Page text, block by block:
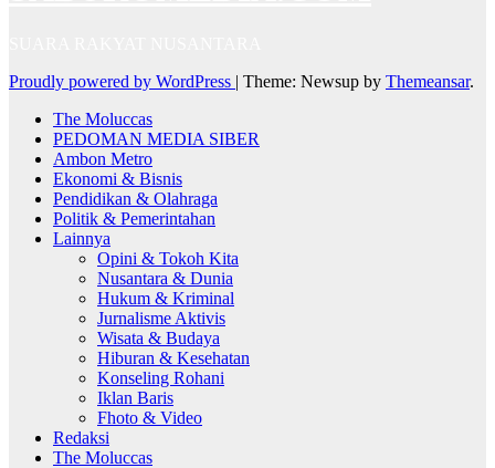
Proudly powered by WordPress | Theme: Newsup by Themeansar.
The Moluccas
PEDOMAN MEDIA SIBER
Ambon Metro
Ekonomi & Bisnis
Pendidikan & Olahraga
Politik & Pemerintahan
Lainnya
Opini & Tokoh Kita
Nusantara & Dunia
Hukum & Kriminal
Jurnalisme Aktivis
Wisata & Budaya
Hiburan & Kesehatan
Konseling Rohani
Iklan Baris
Fhoto & Video
Redaksi
The Moluccas